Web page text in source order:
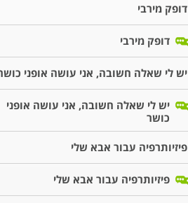
דופק מירבי
דופק מירבי
יש לי שאלה חשובה, אני עושה אופני
יש לי שאלה חשובה, אני עושה אופני
כושר
פיזיותרפיה עבור אבא שלי
פיזיותרפיה עבור אבא שלי